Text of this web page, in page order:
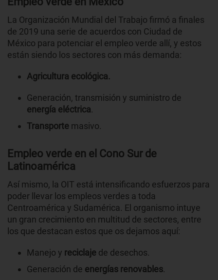
La Organización Mundial del Trabajo firmó a finales
de 2019 una serie de acuerdos con Ciudad de
México para potenciar el empleo verde allí, y estos
están siendo los sectores con más demanda:
Agricultura ecológica.
Generación, transmisión y suministro de
energía eléctrica.
Transporte masivo.
Empleo verde en el Cono Sur de
Latinoamérica
Así mismo, la OIT está intensificando esfuerzos para
poder llevar los empleos verdes a toda
Centroamérica y Sudamérica. El organismo intuye
un gran crecimiento en multitud de sectores, entre
los que destacan estos que os dejamos aquí:
Manejo y reciclaje de desechos.
Generación de energías renovables.